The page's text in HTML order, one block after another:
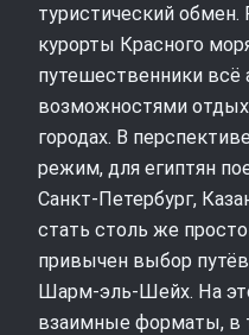
туристический
курорты Красного
путешественники всё
возможностями
городах. В
режим, для египтян
Санкт‑Петербург,
стать столь же
привычен выбор
Шарм‑эль‑Шейх. На
взаимные форматы, в